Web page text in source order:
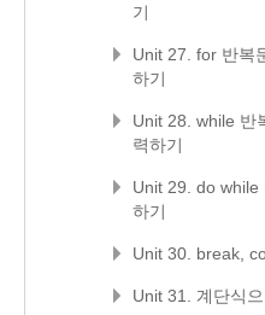
기
Unit 27. for 반복
하기
Unit 28. while 반
력하기
Unit 29. do while
하기
Unit 30. break,
Unit 31. 계단식